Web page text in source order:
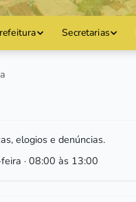
Secretarias
elogios e denúncias.
· 08:00 às 13:00